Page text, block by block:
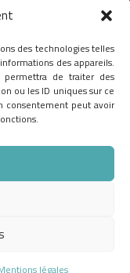
des technologies telles
des appareils.
de traiter des
ou les ID uniques sur ce
consentement peut avoir
légales